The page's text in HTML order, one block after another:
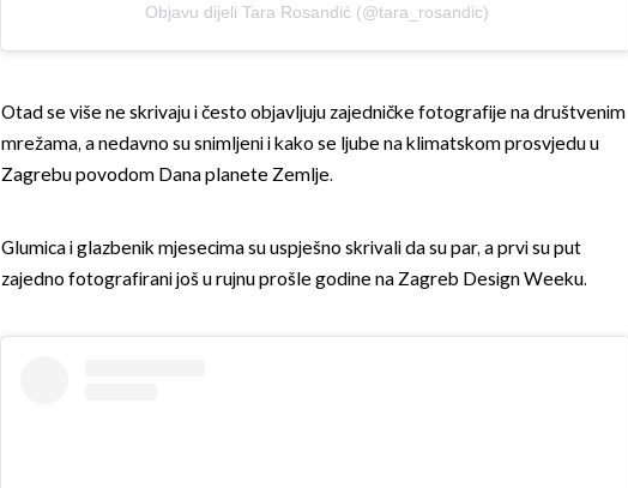
Objavu dijeli Tara Rosandić (@tara_rosandic)
Otad se više ne skrivaju i često objavljuju zajedničke fotografije na društvenim
mrežama, a nedavno su snimljeni i kako se ljube na klimatskom prosvjedu u
Zagrebu povodom Dana planete Zemlje.
Glumica i glazbenik mjesecima su uspješno skrivali da su par, a prvi su put
zajedno fotografirani još u rujnu prošle godine na Zagreb Design Weeku.